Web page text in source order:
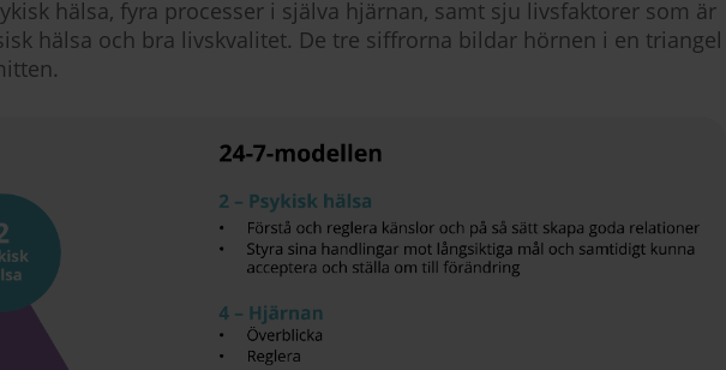
hälsa, fyra processer i själva hjärnan, samt sju livsfaktorer som är
hälsa och bra livskvalitet. De tre siffrorna bildar hörnen i en triangel